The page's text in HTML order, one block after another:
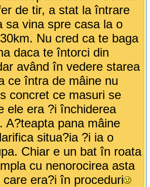
de tir, a stat la întrare
sa vina spre casa la o
Nu cred ca te baga
daca te întorci din
având în vedere starea
ce întra de mâine nu
concret ce masuri se
ele era ?i închiderea
A?teapta pana mâine
situa?ia ?i ia o
Chiar e un bat în roata
cu nenorocirea asta
care era?i în proceduri